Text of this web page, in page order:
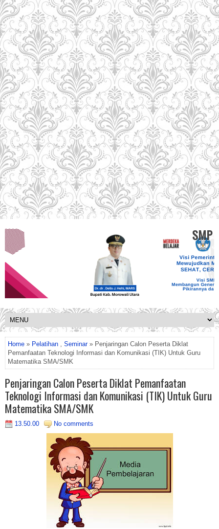
SMP
Home » Pelatihan , Seminar» Penjaringan Calon Peserta Diklat
Pemanfaatan Teknologi Informasi dan Komunikasi (TIK) Untuk Guru
Matematika SMA/SMK
Penjaringan Calon Peserta Diklat Pemanfaatan
Teknologi Informasi dan Komunikasi (TIK) Untuk Guru
Matematika SMA/SMK
13.50.00 No comments